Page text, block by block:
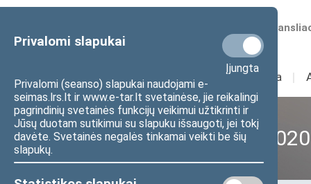
Privalomi slapukai
Įjungta
Privalomi (seanso) slapukai naudojami e-
seimas.lrs.lt ir www.e-tar.lt svetainėse, jie reikalingi
pagrindinių svetainės funkcijų veikimui užtikrinti ir
Jūsų duotam sutikimui su slapuku išsaugoti, jei tokį
davėte. Svetainės negalės tinkamai veikti be šių
slapukų.
Numatomos
Sudėtis Veikla I
XII Seimas